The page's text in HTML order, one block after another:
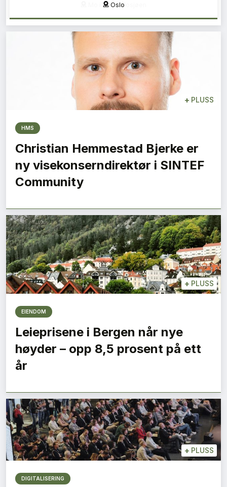
Oslo
+ PLUSS
HMS
Christian Hemmestad Bjerke er
ny visekonserndirektør i SINTEF
Community
+ PLUSS
EIENDOM
Leieprisene i Bergen når nye
høyder – opp 8,5 prosent på ett
år
+ PLUSS
DIGITALISERING